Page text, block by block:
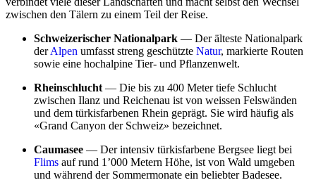
zwischen den Tälern zu einem Teil der Reise.
Schweizerischer Nationalpark — Der älteste Nationalpark
derAlpen umfasst streng geschützte Natur, markierte Routen
sowie eine hochalpine Tier- und Pflanzenwelt.
Rheinschlucht — Die bis zu 400 Meter tiefe Schlucht
zwischen Ilanz und Reichenau ist von weissen Felswänden
und dem türkisfarbenen Rhein geprägt. Sie wird häufig als
«Grand Canyon der Schweiz» bezeichnet.
Caumasee — Der intensiv türkisfarbene Bergsee liegt bei
Flims auf rund 1’000 Metern Höhe, ist von Wald umgeben
und während der Sommermonate ein beliebter Badesee.